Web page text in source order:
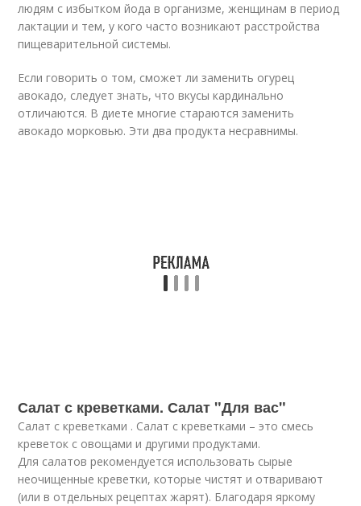
людям с избытком йода в организме, женщинам в период
лактации и тем, у кого часто возникают расстройства
пищеварительной системы.
Если говорить о том, сможет ли заменить огурец
авокадо, следует знать, что вкусы кардинально
отличаются. В диете многие стараются заменить
авокадо морковью. Эти два продукта несравнимы.
Салат с креветками. Салат "Для вас"
Салат с креветками . Салат с креветками – это смесь
креветок с овощами и другими продуктами.
Для салатов рекомендуется использовать сырые
неочищенные креветки, которые чистят и отваривают
(или в отдельных рецептах жарят). Благодаря яркому